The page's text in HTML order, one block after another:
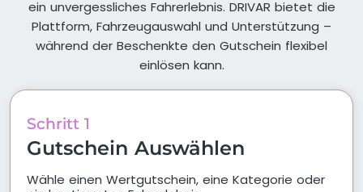
ein unvergessliches Fahrerlebnis. DRIVAR bietet die
Plattform, Fahrzeugauswahl und Unterstützung –
während der Beschenkte den Gutschein flexibel
einlösen kann.
Schritt 1
Gutschein Auswählen
Wähle einen Wertgutschein, eine Kategorie oder